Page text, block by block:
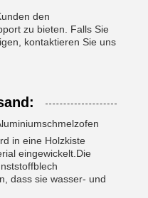
den
zu bieten. Falls Sie
kontaktieren Sie uns
in eine Holzkiste
eingewickelt.Die
dass sie wasser- und